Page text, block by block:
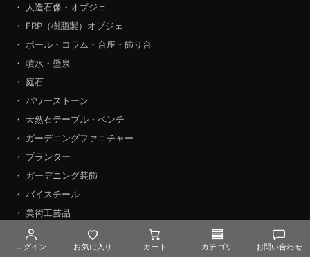
ログイン お気に入り カート カテゴリ お問い合わせ
・ 人造石像・オブジェ
・ FRP（樹脂製）オブジェ
・ ポール・コラム・台座・飾り台
・ 噴水・壁泉
・ 庭石
・ パワーストーン
・ 天然石テーブル・ベンチ
・ ガーデニングファニチャー
・ プランター
・ ガーデニング装飾
・ バイスチール
・ 美術工芸品
・ 家具
・ 照明